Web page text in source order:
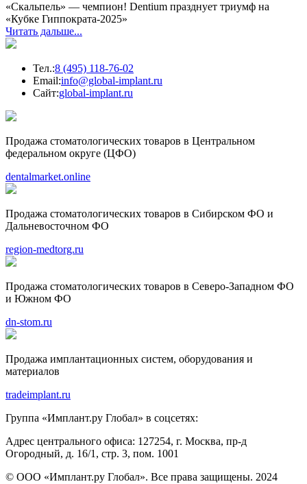
«Скальпель» — чемпион! Dentium празднует триумф на
«Кубке Гиппократа‑2025»
Читать дальше...
Тел.:8 (495) 118-76-02
Email:info@global-implant.ru
Сайт:global-implant.ru
Продажа стоматологических товаров в Центральном
федеральном округе (ЦФО)
dentalmarket.online
Продажа стоматологических товаров в Сибирском ФО и
Дальневосточном ФО
region-medtorg.ru
Продажа стоматологических товаров в Северо-Западном ФО
и Южном ФО
dn-stom.ru
Продажа имплантационных систем, оборудования и
материалов
tradeimplant.ru
Группа «Имплант.ру Глобал» в соцсетях:
Адрес центрального офиса: 127254, г. Москва, пр-д
Огородный, д. 16/1, стр. 3, пом. 1001
© ООО «Имплант.ру Глобал». Все права защищены. 2024